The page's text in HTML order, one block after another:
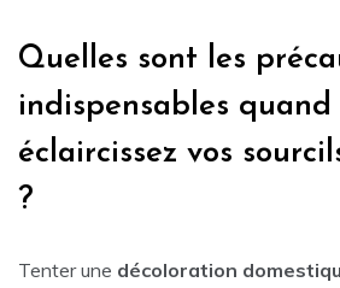
Quelles sont les
indispensables quand
éclaircissez vos
?
Tenter une décoloration